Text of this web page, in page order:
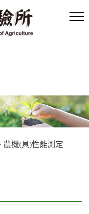
農機(具)性能測定